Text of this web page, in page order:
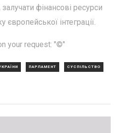
фінансові ресурси
інтеграції.
your request: "©"
ПАРЛАМЕНТ СУСПІЛЬСТВО